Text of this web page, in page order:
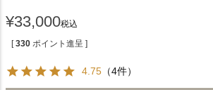
¥33,000税込
[ 330 ポイント進呈 ]
4.75 （4件）